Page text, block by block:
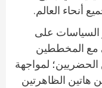
أنحاء العالم.
السياسات على
مع المخططين
لمواجهة
هاتين الظاهرتين